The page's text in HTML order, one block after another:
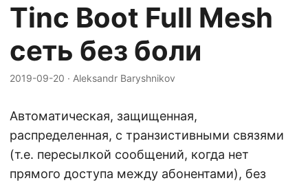
Tinc Boot Full Mesh
сеть без боли
2019-09-20 · Aleksandr Baryshnikov
Автоматическая, защищенная,
распределенная, с транзистивными связями
(т.е. пересылкой сообщений, когда нет
прямого доступа между абонентами), без